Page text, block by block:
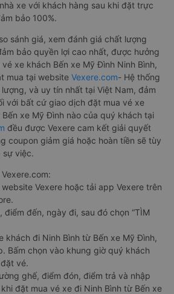
xe với khách hàng sau khi đặt trực
bảo 100%.
sánh giá, xem đánh giá chất lượng
bảo quyền lợi cao nhất, được hưởng
xe khách Bến xe Mỹ Đình Ninh Bình,
mua tại website Vexere.com- Hệ thống
và uy tín nhất tại Việt Nam, đảm
với bất cứ giao dịch đặt mua vé xe
xe Mỹ Đình nào của quý khách tại
đều được Vexere cam kết giải quyết
coupon giảm giá hoặc hoàn tiền sẽ tùy
sự việc.
Vexere hoặc tải app Vexere trên
điểm đến, ngày đi, sau đó chọn “TÌM
khách đi Ninh Bình từ Bến xe Mỹ Đình,
Bấm chọn vào khung giờ quý khách
vé.
ghế, điểm đón, điểm trả và nhập
đặt mua vé xe đi Ninh Bình từ Bến xe